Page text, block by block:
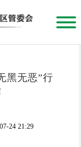
黑无恶”行
24 21:29